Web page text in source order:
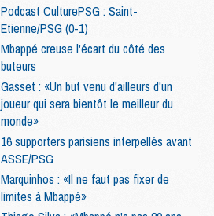
Podcast CulturePSG : Saint-
Etienne/PSG (0-1)
Mbappé creuse l'écart du côté des
buteurs
Gasset : «Un but venu d'ailleurs d'un
joueur qui sera bientôt le meilleur du
monde»
16 supporters parisiens interpellés avant
ASSE/PSG
Marquinhos : «Il ne faut pas fixer de
limites à Mbappé»